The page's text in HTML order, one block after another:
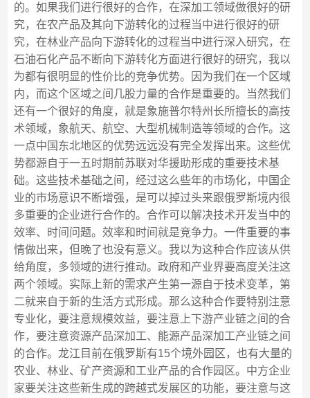
的。如果我们进行很好的合作，在深加工领域做很好的研
究，在农产品及其向下游转化的过程当中进行很好的研
究，在林业产品向下游转化的过程当中进行深入研究，在
石油石化产品不断向下游转化方面进行很好的研究，我以
为都有很明显的性价比的竞争优势。因为我们在一个区域
内，而这个区域之间几股力量的合作是重要的。当然我们
还有一个很好的角度，就是象施普尔特州长所擅长的高技
术领域，象航天、航空、大型机械制造等领域的合作。这
一点中国东北地区的优势远远没有完全发挥出来。这些优
势都源自于一五时期前苏联对华援助形成的重要技术基
础。这些技术基础之间，经过这么些年的市场化，中国企
业的市场意识不断增强，是可以掉过头来跟俄罗斯境内很
多重要的企业进行合作的。合作可以解决技术开发当中的
效率、时间问题。效率和时间就是竞争力。一件重要的事
情做出来，但晚了也没有意义。我以为这种合作应该从供
给角度，多领域的进行推动。政府和产业界要高度关注这
两个领域。实际上新的需求产生第一源自于技术变革，第
二就来自于新的生活方式形成。那么这种合作要特别注意
专业化，要注意规模效益，要注意上下游产业链之间的合
作，要注意资源产品深加工、能源产品深加工产业链之间
的合作。龙江目前在俄罗斯有15个境外园区，也有大量的
农业、林业、矿产资源和工业产品的合作园区。中方企业
家要关注这些新生成的跨越式发展区的功能，要注意与这